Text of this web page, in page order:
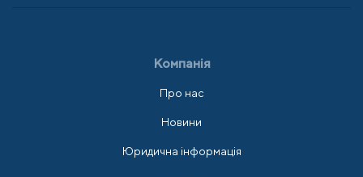
Компанія
Про нас
Новини
Юридична інформація